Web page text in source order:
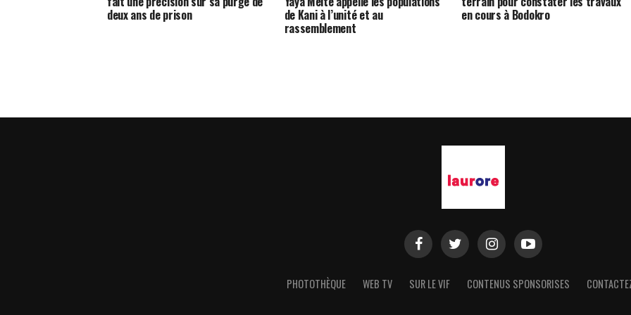
deux ans de prison de Kani à l’unité et au
rassemblement
en cours à Bodokro
PHOTOTHÈQUE WEB TV SUR LE VIF CONTENUS SPONSORISES